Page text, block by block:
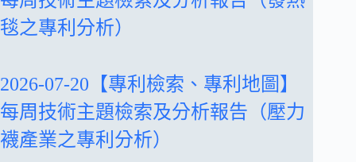
毯之專利分析）
2026-07-20【專利檢索、專利地圖】
每周技術主題檢索及分析報告（壓力
襪產業之專利分析）